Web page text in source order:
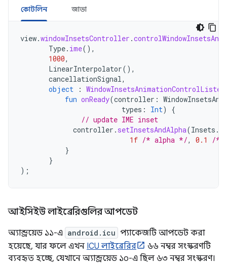
কোটলিন জাভা
view.windowInsetsController .
Type. ime(),
1000,
LinearInterpolator(),
cancellationSignal,
object
:
fun onReady(controller :
types : Int)
{
// update IME inset
controller . setInsetsAndAlpha(Insets .
1f /* alpha */, 0.1
/*
}
}
);
আইসিইউ লাইব্রেরিগুলির আপডেট
অ্যান্ড্রয়েড ১১-এ android.icu প্যাকেজটি আপডেট করা
হয়েছে, যার ফলে এখন ICU লাইব্রেরির
৬৬ নম্বর সংস্করণটি
ব্যবহৃত হচ্ছে, যেখানে অ্যান্ড্রয়েড ১০-এ ছিল ৬৩ নম্বর সংস্করণ।